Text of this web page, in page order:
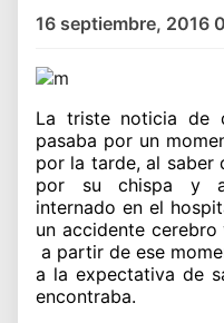
16 septiembre, 2016
La triste noticia de
pasaba por un
por la tarde, al saber
por su chispa y
internado en el
un accidente
a partir de ese
a la expectativa de
encontraba.